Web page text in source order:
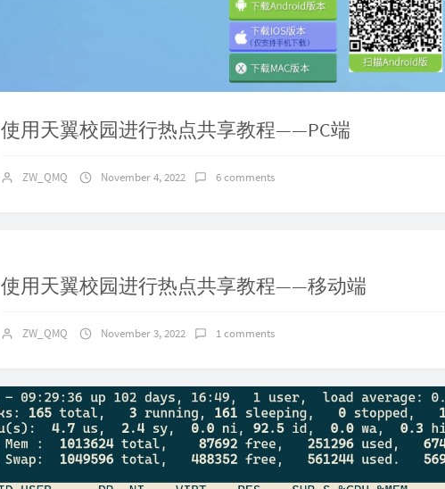
使用天翼校园进行热点共享教程——PC端
ZW_QMQ November 4, 2022 6 comments